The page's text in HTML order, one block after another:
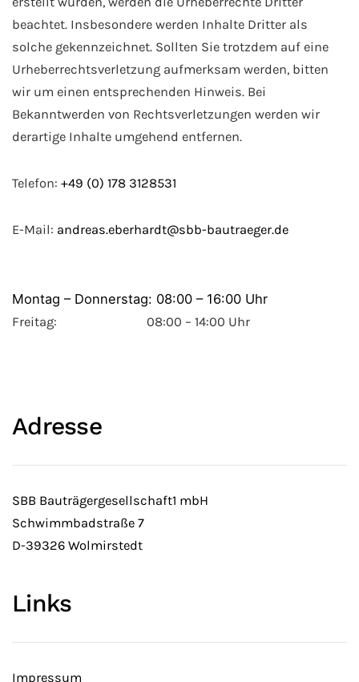
beachtet. Insbesondere werden Inhalte Dritter als
solche gekennzeichnet. Sollten Sie trotzdem auf eine
Urheberrechtsverletzung aufmerksam werden, bitten
wir um einen entsprechenden Hinweis. Bei
Bekanntwerden von Rechtsverletzungen werden wir
derartige Inhalte umgehend entfernen.
Telefon: +49 (0) 178 3128531
E-Mail: andreas.eberhardt@sbb-bautraeger.de
Montag – Donnerstag: 08:00 – 16:00 Uhr
Freitag: 08:00 – 14:00 Uhr
Adresse
SBB Bauträgergesellschaft1 mbH
Schwimmbadstraße 7
D-39326 Wolmirstedt
Links
Impressum